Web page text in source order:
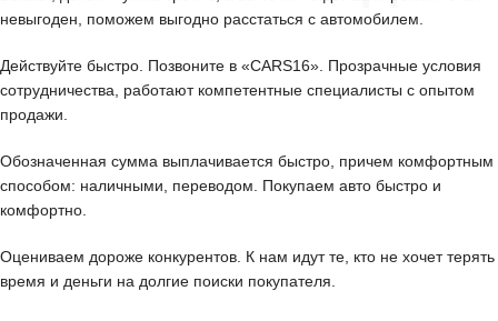
невыгоден, поможем выгодно расстаться с автомобилем.
Действуйте быстро. Позвоните в «CARS16». Прозрачные условия
сотрудничества, работают компетентные специалисты с опытом
продажи.
Обозначенная сумма выплачивается быстро, причем комфортным
способом: наличными, переводом. Покупаем авто быстро и
комфортно.
Оцениваем дороже конкурентов. К нам идут те, кто не хочет терять
время и деньги на долгие поиски покупателя.